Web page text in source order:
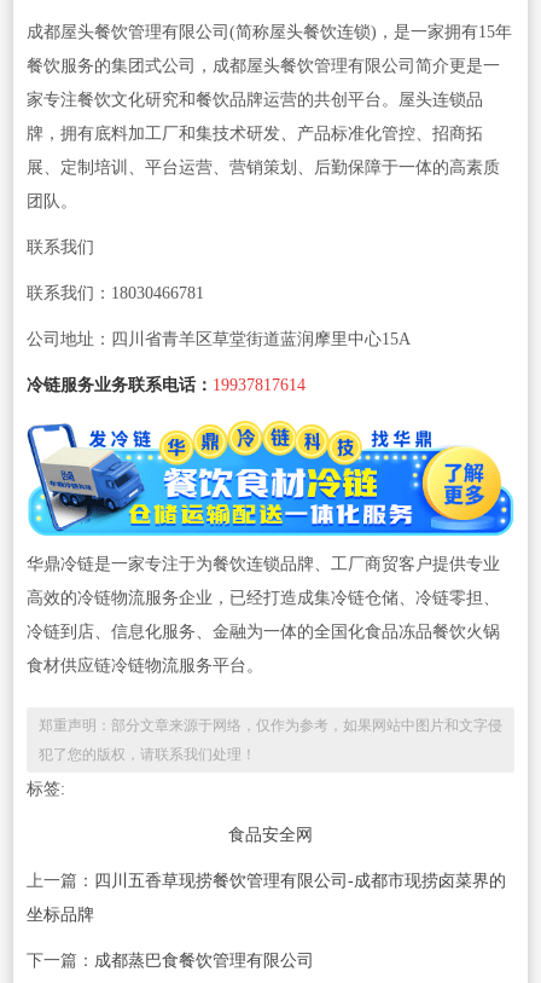
成都屋头餐饮管理有限公司(简称屋头餐饮连锁)，是一家拥有15年
餐饮服务的集团式公司，成都屋头餐饮管理有限公司简介更是一
家专注餐饮文化研究和餐饮品牌运营的共创平台。屋头连锁品
牌，拥有底料加工厂和集技术研发、产品标准化管控、招商拓
展、定制培训、平台运营、营销策划、后勤保障于一体的高素质
团队。
联系我们
联系我们：18030466781
公司地址：四川省青羊区草堂街道蓝润摩里中心15A
冷链服务业务联系电话： 19937817614
华鼎冷链是一家专注于为餐饮连锁品牌、工厂商贸客户提供专业
高效的冷链物流服务企业，已经打造成集冷链仓储、冷链零担、
冷链到店、信息化服务、金融为一体的全国化食品冻品餐饮火锅
食材供应链冷链物流服务平台。
郑重声明：部分文章来源于网络，仅作为参考，如果网站中图片和文字侵
犯了您的版权，请联系我们处理！
标签:
食品安全网
上一篇： 四川五香草现捞餐饮管理有限公司-成都市现捞卤菜界的
坐标品牌
下一篇： 成都蒸巴食餐饮管理有限公司